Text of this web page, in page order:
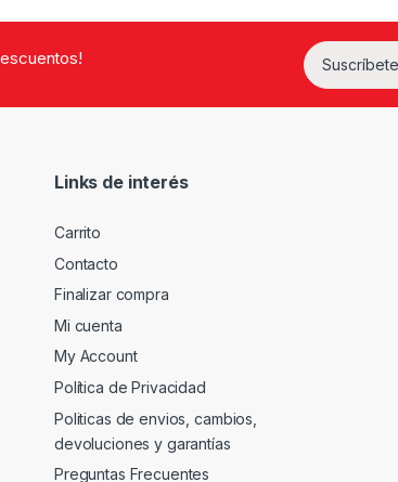
Links de interés
Carrito
Contacto
Finalizar compra
Mi cuenta
My Account
Política de Privacidad
Politicas de envios, cambios,
devoluciones y garantías
Preguntas Frecuentes